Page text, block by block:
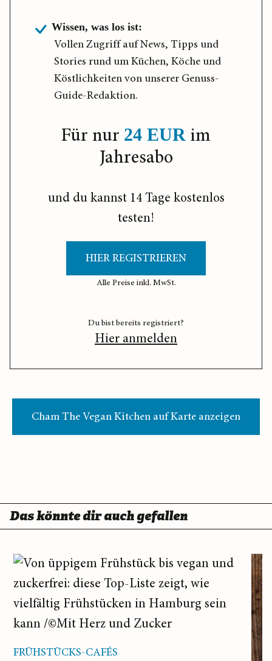
Wissen, was los ist:
Vollen Zugriff auf News, Tipps und
Stories rund um Küchen, Köche und
Köstlichkeiten von unserer Genuss-
Guide-Redaktion.
Für nur 24 EUR im
Jahresabo
und du kannst 14 Tage kostenlos
testen!
HIER REGISTRIEREN
Alle Preise inkl. MwSt.
Du bist bereits registriert?
Hier anmelden
Cham The Vegan Kitchen auf Karte anzeigen
Das könnte dir auch gefallen
FRÜHSTÜCKS-CAFÉS